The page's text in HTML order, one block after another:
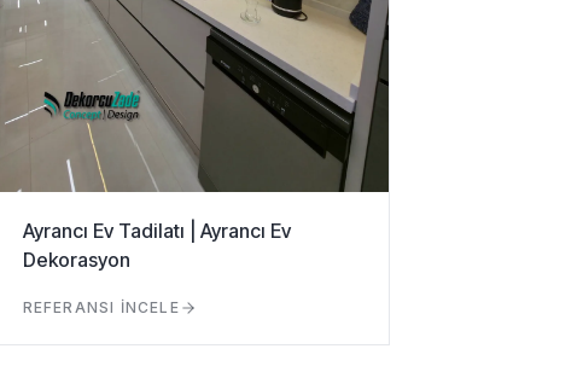
Ayrancı Ev Tadilatı | Ayrancı Ev
Dekorasyon
REFERANSI İNCELE